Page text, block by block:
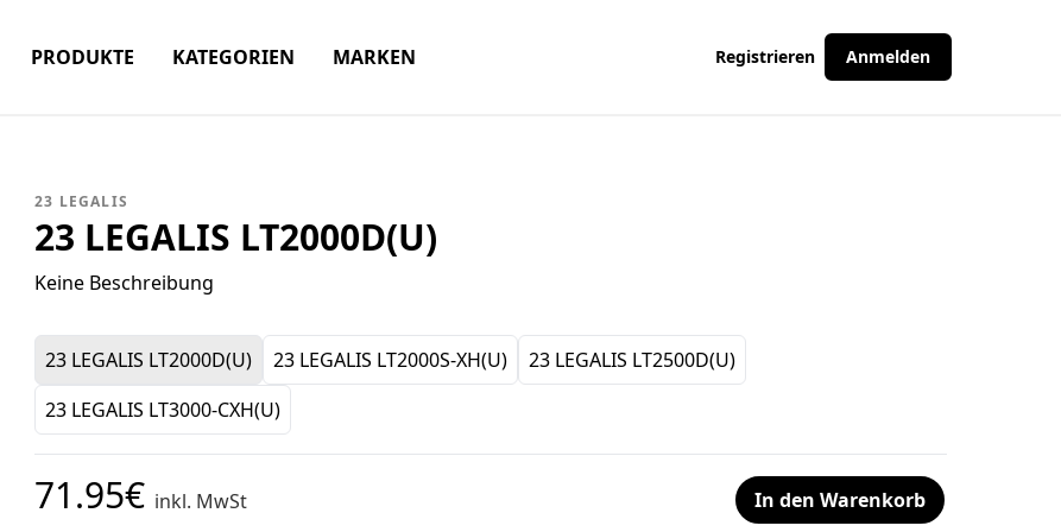
PRODUKTE KATEGORIEN MARKEN Registrieren Anmelden
23 LEGALIS
23 LEGALIS LT2000D(U)
Keine Beschreibung
23 LEGALIS LT2000D(U) 23 LEGALIS LT2000S-XH(U)
23 LEGALIS LT2500D(U)
23 LEGALIS LT3000-CXH(U)
71.95€ inkl. MwSt In den Warenkorb